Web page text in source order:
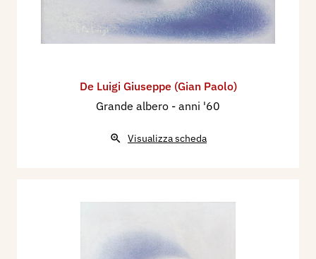
De Luigi Giuseppe (Gian Paolo)
Grande albero - anni '60
Visualizza scheda